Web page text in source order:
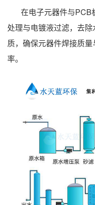
在电子元器件与PCB
处理与电镀液过滤，去
质，确保元器件焊接质
率。